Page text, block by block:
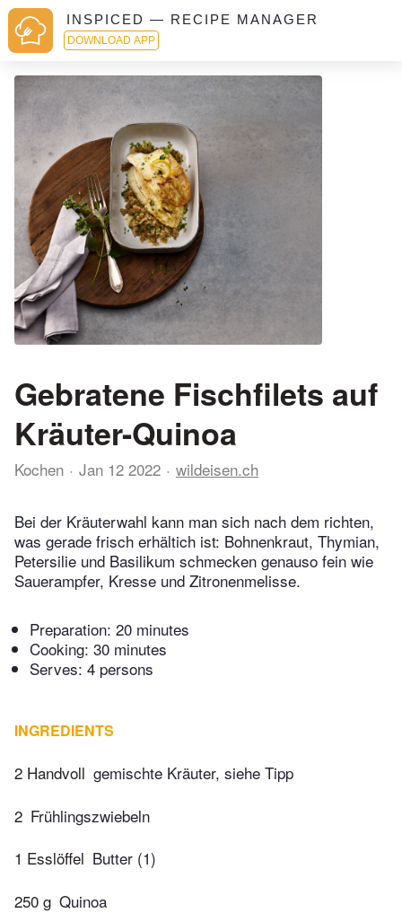
INSPICED — RECIPE MANAGER
DOWNLOAD APP
Gebratene Fischfilets auf
Kräuter-Quinoa
Kochen Jan 12 2022 wildeisen.ch
Bei der Kräuterwahl kann man sich nach dem richten,
was gerade frisch erhältich ist: Bohnenkraut, Thymian,
Petersilie und Basilikum schmecken genauso fein wie
Sauerampfer, Kresse und Zitronenmelisse.
Preparation: 20 minutes
Cooking: 30 minutes
Serves: 4 persons
INGREDIENTS
2 Handvoll gemischte Kräuter, siehe Tipp
2 Frühlingszwiebeln
1 Esslöffel Butter (1)
250 g Quinoa